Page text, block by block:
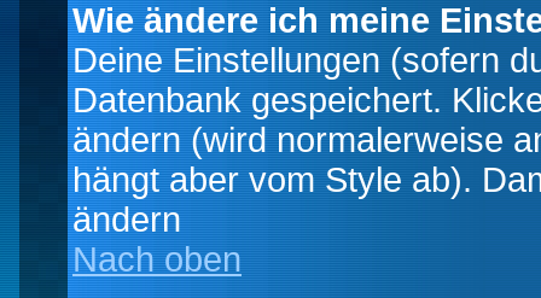
Wie ändere ich meine
Deine Einstellungen (sofern
Datenbank gespeichert.
ändern (wird normalerweise
hängt aber vom Style ab).
ändern
Nach oben